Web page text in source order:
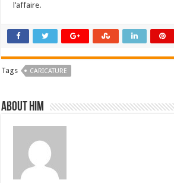
l’affaire.
Tags CARICATURE
About him